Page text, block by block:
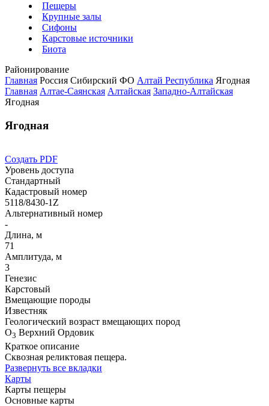
Пещеры
Крупные залы
Сифоны
Карстовые источники
Биота
Районирование
Главная Россия Сибирский ФО Алтай Республика Ягодная
Главная Алтае-Саянская Алтайская Западно-Алтайская
Ягодная
Ягодная
Создать PDF
Уровень доступа
Стандартный
Кадастровый номер
5118/8430-1Z
Альтернативный номер
-
Длина, м
71
Амплитуда, м
3
Генезис
Карстовый
Вмещающие породы
Известняк
Геологический возраст вмещающих пород
O3 Верхний Ордовик
Краткое описание
Сквозная реликтовая пещера.
Развернуть все вкладки
Карты
Карты пещеры
Основные карты